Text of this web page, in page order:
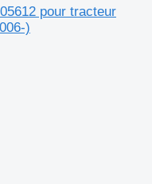
pour tracteur
)